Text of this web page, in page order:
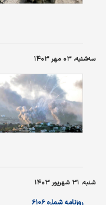
سه‌شنبه، ۰۳ مهر ۱۴۰۳
شنبه، ۳۱ شهریور ۱۴۰۳
روزنامه شماره ۶۱۰۶